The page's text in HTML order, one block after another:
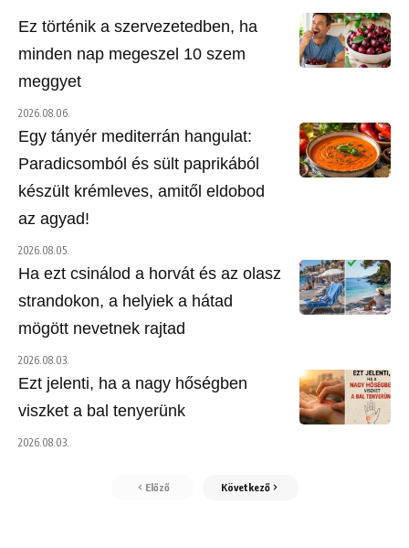
Ez történik a szervezetedben, ha
minden nap megeszel 10 szem
meggyet
2026.08.06.
Egy tányér mediterrán hangulat:
Paradicsomból és sült paprikából
készült krémleves, amitől eldobod
az agyad!
2026.08.05.
Ha ezt csinálod a horvát és az olasz
strandokon, a helyiek a hátad
mögött nevetnek rajtad
2026.08.03.
Ezt jelenti, ha a nagy hőségben
viszket a bal tenyerünk
2026.08.03.
Előző Következő